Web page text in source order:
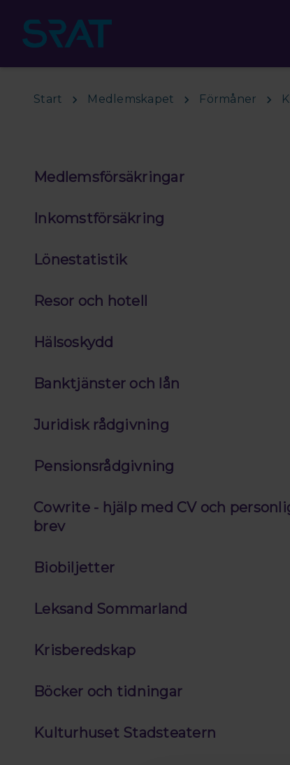
Start Medlemskapet Förmåner
Medlemsförsäkringar
Inkomstförsäkring
Lönestatistik
Resor och hotell
Hälsoskydd
Banktjänster och lån
Juridisk rådgivning
Pensionsrådgivning
Cowrite - hjälp med CV och
brev
Biobiljetter
Leksand Sommarland
Krisberedskap
Böcker och tidningar
Kulturhuset Stadsteatern